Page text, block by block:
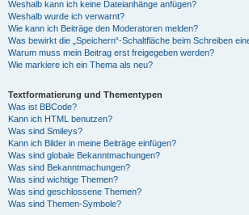
Weshalb kann ich keine Dateianhänge anfügen?
Weshalb wurde ich verwarnt?
Wie kann ich Beiträge den Moderatoren melden?
Was bewirkt die „Speichern“-Schaltfläche beim Schreiben
Warum muss mein Beitrag erst freigegeben werden?
Wie markiere ich ein Thema als neu?
Textformatierung und Thementypen
Was ist BBCode?
Kann ich HTML benutzen?
Was sind Smileys?
Kann ich Bilder in meine Beiträge einfügen?
Was sind globale Bekanntmachungen?
Was sind Bekanntmachungen?
Was sind wichtige Themen?
Was sind geschlossene Themen?
Was sind Themen-Symbole?